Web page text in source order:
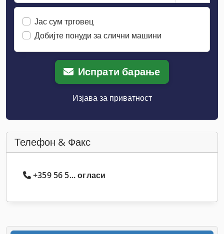
Јас сум трговец
Добијте понуди за слични машини
Испрати барање
Изјава за приватност
Телефон & Факс
+359 56 5... огласи